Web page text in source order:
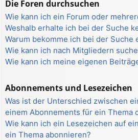
Die Foren durchsuchen
Wie kann ich ein Forum oder
Weshalb erhalte ich bei der Suche
Warum bekomme ich bei der Suche
Wie kann ich nach Mitgliedern
Wie kann ich meine eigenen
Abonnements und Lesezeichen
Was ist der Unterschied zwischen
einem Abonnements für ein Thema
Wie kann ich ein Lesezeichen auf
ein Thema abonnieren?